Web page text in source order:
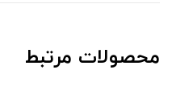
محصولات مرتبط